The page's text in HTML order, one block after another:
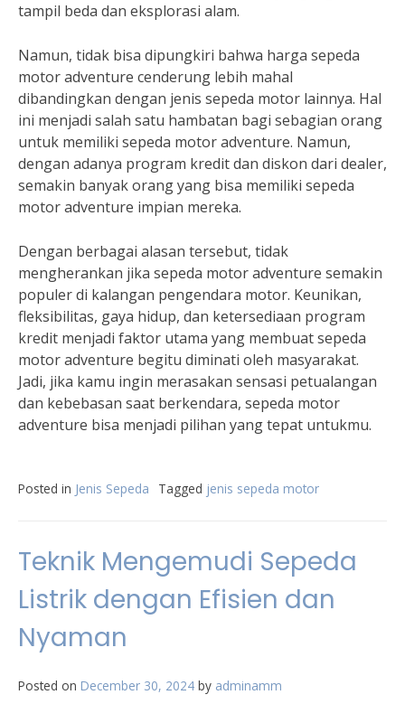
tampil beda dan eksplorasi alam.
Namun, tidak bisa dipungkiri bahwa harga sepeda
motor adventure cenderung lebih mahal
dibandingkan dengan jenis sepeda motor lainnya. Hal
ini menjadi salah satu hambatan bagi sebagian orang
untuk memiliki sepeda motor adventure. Namun,
dengan adanya program kredit dan diskon dari dealer,
semakin banyak orang yang bisa memiliki sepeda
motor adventure impian mereka.
Dengan berbagai alasan tersebut, tidak
mengherankan jika sepeda motor adventure semakin
populer di kalangan pengendara motor. Keunikan,
fleksibilitas, gaya hidup, dan ketersediaan program
kredit menjadi faktor utama yang membuat sepeda
motor adventure begitu diminati oleh masyarakat.
Jadi, jika kamu ingin merasakan sensasi petualangan
dan kebebasan saat berkendara, sepeda motor
adventure bisa menjadi pilihan yang tepat untukmu.
Posted in Jenis Sepeda Tagged jenis sepeda motor
Teknik Mengemudi Sepeda
Listrik dengan Efisien dan
Nyaman
Posted on December 30, 2024 by adminamm